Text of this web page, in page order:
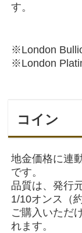
す。
※London
※London
コイン
地金価格に連
です。
品質は、発行
1/10オンス（
ご購入いただ
れます。